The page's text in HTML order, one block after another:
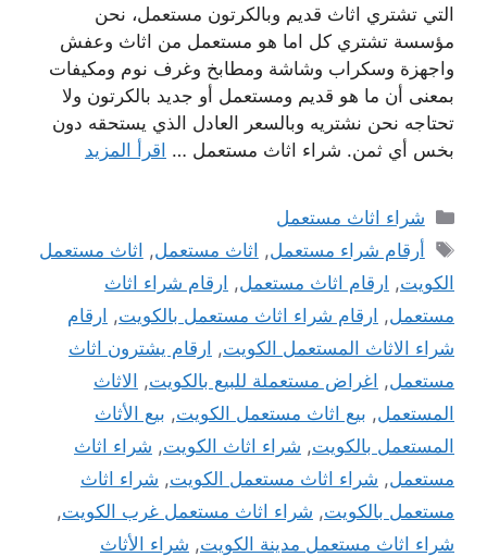
التي تشتري اثاث قديم وبالكرتون مستعمل، نحن
مؤسسة تشتري كل اما هو مستعمل من اثاث وعفش
واجهزة وسكراب وشاشة ومطابخ وغرف نوم ومكيفات
بمعنى أن ما هو قديم ومستعمل أو جديد بالكرتون ولا
تحتاجه نحن نشتريه وبالسعر العادل الذي يستحقه دون
بخس أي ثمن. شراء اثاث مستعمل … اقرأ المزيد
التصنيفات
شراء اثاث مستعمل
الوسوم
أرقام شراء مستعمل, اثاث مستعمل, اثاث مستعمل
الكويت, ارقام اثاث مستعمل, ارقام شراء اثاث
مستعمل, ارقام شراء اثاث مستعمل بالكويت, ارقام
شراء الاثاث المستعمل الكويت, ارقام يشترون اثاث
مستعمل, اغراض مستعملة للبيع بالكويت,
الاثاث
المستعمل, بيع اثاث مستعمل الكويت, بيع الأثاث
المستعمل بالكويت, شراء اثاث الكويت, شراء اثاث
مستعمل, شراء اثاث مستعمل الكويت, شراء اثاث
مستعمل بالكويت, شراء اثاث مستعمل غرب الكويت,
شراء اثاث مستعمل مدينة الكويت, شراء الأثاث